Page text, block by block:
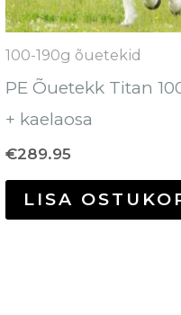
100-190g õuetekid
PE Õuetekk Titan
+ kaelaosa
€289.95
LISA